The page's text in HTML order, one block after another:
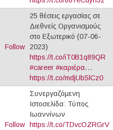
Follow
25 θέσεις εργασίας σε
Διεθνείς Οργανισμούς
στο Εξωτερικό (07-06-
2023)
https://t.co/iT0B1q89QR
#career #καριέρα…
https://t.co/mdjUbSlCz0
Follow
Συνεργαζόμενη
Ιστοσελίδα: Τύπος
Ιωαννίνων
https://t.co/TDvcOZRGrV